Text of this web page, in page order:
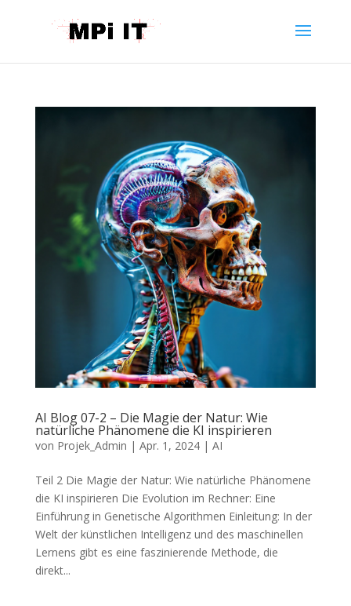
AI Blog 07-2 – Die Magie der Natur: Wie
natürliche Phänomene die KI inspirieren
von Projek_Admin | Apr. 1, 2024| AI
Teil 2 Die Magie der Natur: Wie natürliche Phänomene
die KI inspirieren Die Evolution im Rechner: Eine
Einführung in Genetische Algorithmen Einleitung: In der
Welt der künstlichen Intelligenz und des maschinellen
Lernens gibt es eine faszinierende Methode, die
direkt...